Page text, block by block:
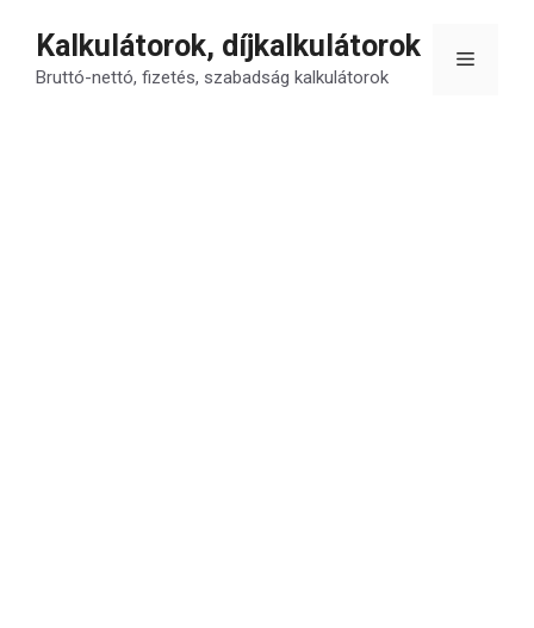
tartalomba
Kalkulátorok, díjkalkulátorok
Bruttó-nettó, fizetés, szabadság kalkulátorok
Menü